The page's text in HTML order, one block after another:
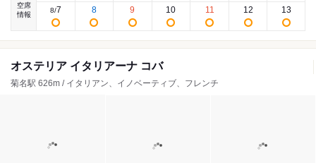
空席
情報
8/7 8 9 10 11 12 13
オステリア イタリアーナ コバ
菊名駅 626m / イタリアン、イノベーティブ、フレンチ